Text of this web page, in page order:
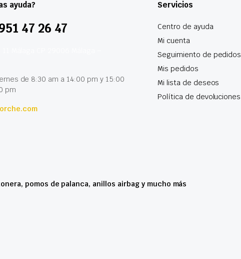
ayuda?
47 26 47
de 8:30 am a 14:00 pm y 15:00
pm
Servicios
Centro de ayuda
Mi cuenta
Seguimiento de pedidos
Mis pedidos
Mi lista de deseos
Política de devoluciones
pomos de palanca, anillos airbag y mucho más